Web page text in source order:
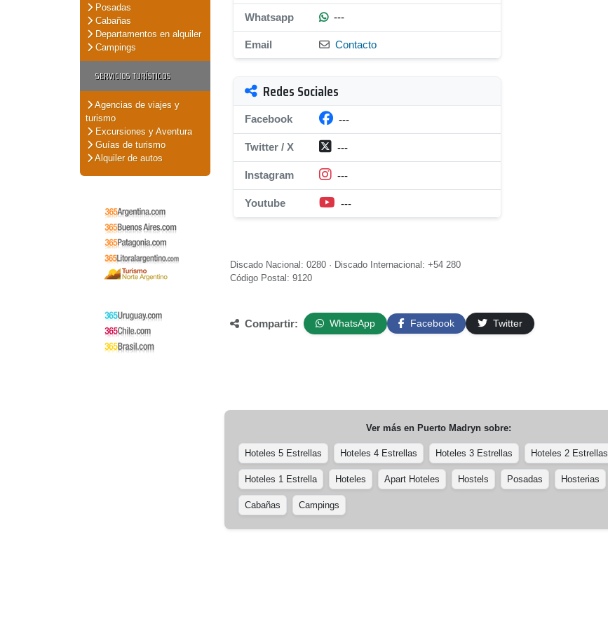
Posadas
Cabañas
Departamentos en alquiler
Campings
SERVICIOS TURÍSTICOS
Agencias de viajes y
turismo
Excursiones y Aventura
Guías de turismo
Alquiler de autos
Whatsapp ---
Email Contacto
Redes Sociales
Facebook ---
Twitter / X ---
Instagram ---
Youtube ---
Discado Nacional: 0280 · Discado Internacional: +54 280
Código Postal: 9120
Compartir: WhatsApp Facebook Twitter
Ver más en Puerto Madryn sobre:
Hoteles 5 Estrellas Hoteles 4 Estrellas Hoteles 3 Estrellas Hoteles 2 Estrellas
Hoteles 1 Estrella Hoteles Apart Hoteles Hostels Posadas Hosterias
Cabañas Campings